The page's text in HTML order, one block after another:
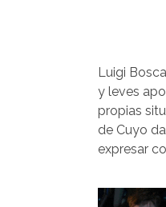
Luigi
y leves
propias
de Cuyo
expresar